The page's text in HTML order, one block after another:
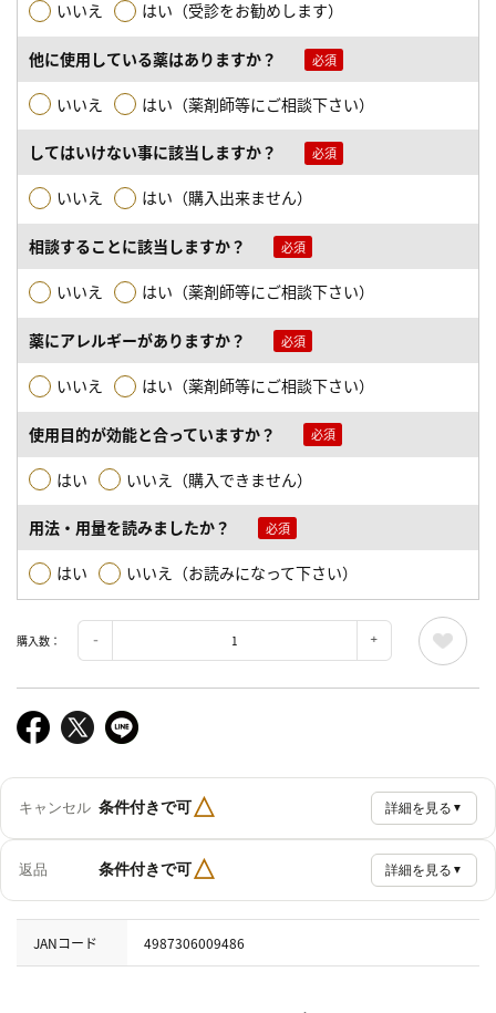
いいえ はい（受診をお勧めします）
他に使用している薬はありますか？
いいえ はい（薬剤師等にご相談下さい）
してはいけない事に該当しますか？
いいえ はい（購入出来ません）
相談することに該当しますか？
いいえ はい（薬剤師等にご相談下さい）
薬にアレルギーがありますか？
いいえ はい（薬剤師等にご相談下さい）
使用目的が効能と合っていますか？
はい いいえ（購入できません）
用法・用量を読みましたか？
はい いいえ（お読みになって下さい）
購入数：
キャンセル 条件付きで可△ 詳細を見る ▼
返品 条件付きで可△ 詳細を見る ▼
JANコード 4987306009486